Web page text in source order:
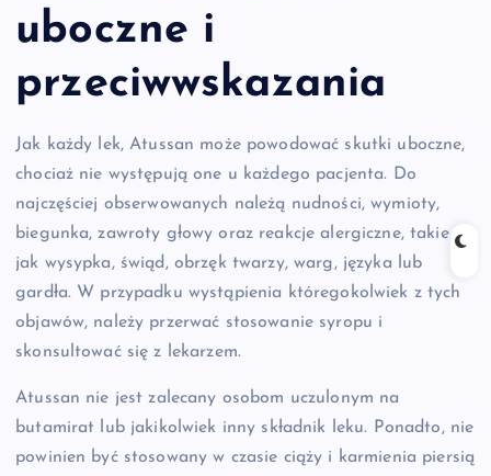
uboczne i
przeciwwskazania
Jak każdy lek, Atussan może powodować skutki uboczne,
chociaż nie występują one u każdego pacjenta. Do
najczęściej obserwowanych należą nudności, wymioty,
biegunka, zawroty głowy oraz reakcje alergiczne, takie
jak wysypka, świąd, obrzęk twarzy, warg, języka lub
gardła. W przypadku wystąpienia któregokolwiek z tych
objawów, należy przerwać stosowanie syropu i
skonsultować się z lekarzem.
Atussan nie jest zalecany osobom uczulonym na
butamirat lub jakikolwiek inny składnik leku. Ponadto, nie
powinien być stosowany w czasie ciąży i karmienia piersią